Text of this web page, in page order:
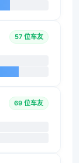
57 位车友
69 位车友